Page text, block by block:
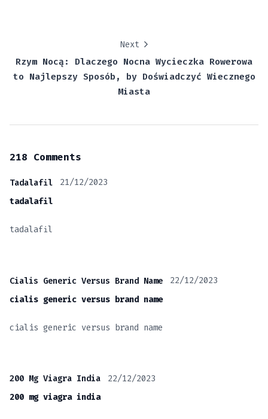
Next
Rzym Nocą: Dlaczego Nocna Wycieczka Rowerowa
to Najlepszy Sposób, by Doświadczyć Wiecznego
Miasta
218 Comments
Tadalafil
21/12/2023
tadalafil
tadalafil
Cialis Generic Versus Brand Name
22/12/2023
cialis generic versus brand name
cialis generic versus brand name
200 Mg Viagra India
22/12/2023
200 mg viagra india